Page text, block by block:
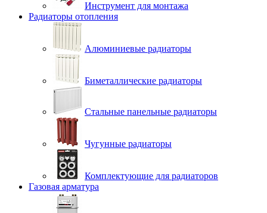
Инструмент для монтажа
Радиаторы отопления
Алюминиевые радиаторы
Биметаллические радиаторы
Стальные панельные радиаторы
Чугунные радиаторы
Комплектующие для радиаторов
Газовая арматура